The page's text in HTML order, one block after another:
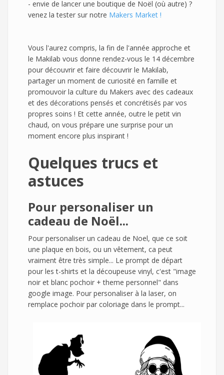
- envie de lancer une boutique de Noël (où autre) ?
venez la tester sur notre Makers Market !
Vous l'aurez compris, la fin de l'année approche et
le Makilab vous donne rendez-vous le 14 décembre
pour découvrir et faire découvrir le Makilab,
partager un moment de curiosité en famille et
promouvoir la culture du Makers avec des cadeaux
et des décorations pensés et concrétisés par vos
propres soins ! Et cette année, outre le petit vin
chaud, on vous prépare une surprise pour un
moment encore plus inspirant !
Quelques trucs et
astuces
Pour personaliser un
cadeau de Noël...
Pour personaliser un cadeau de Noel, que ce soit
une plaque en bois, ou un vêtement, ca peut
vraiment être très simple... Le prompt de départ
pour les t-shirts et la découpeuse vinyl, c'est "image
noir et blanc pochoir + theme personnel" dans
google image. Pour personaliser à la laser, on
remplace pochoir par coloriage dans le prompt...